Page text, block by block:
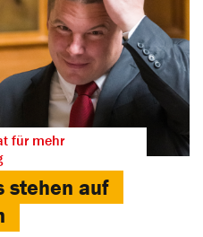
für mehr
stehen auf